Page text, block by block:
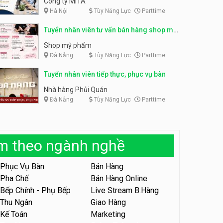
parttime
Tuyển nhân viên đóng gói
Shop online
Tuyển nhân viên phục vụ
động
Khu vui chơi May Town
Tuyển nhân viên tư vấn bán
Tuyển nhân viên bán hàng,
giữ xe parttime – Kibo Kid
KIBO KIDS
Tuyển nhân viên edit ảnh,
video parttime
Công ty
Hà Nội Tùy Năng Lực Parttime
Tuyển nhân viên tư vấn bán hàng shop mỹ
phẩm
Shop mỹ phẩm
Đà Nẵng Tùy Năng Lực Parttime
Tuyển nhân viên tiếp thực, phục vụ bàn
Nhà hàng Phủi Quán
Đà Nẵng Tùy Năng Lực Parttime
theo ngành nghề
Phục Vụ Bàn
Bán Hàng
Pha Chế
Bán Hàng Online
Bếp Chính - Phụ Bếp
Live Stream B.Hàng
Thu Ngân
Giao Hàng
Kế Toán
Marketing